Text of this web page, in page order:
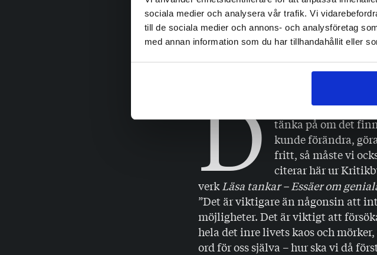
sociala medier och analysera vår trafik. Vi
till de sociala medier och annons- och analysföretag
med annan information som du har tillhandahållit eller
satt också själv på dessa digitala
har varit mycket aktiva, trots att
något annat än ledsna blickar och
hör illa eller lyssnar dåligt kan
kännas som alldeles ny.
D
etta tänker vi och
tänka på om det
kunde förändra,
fritt, så måste vi
citerar här ur
verk Läsa tankar – Essäer om
”Det är viktigare än någonsin att
möjligheter. Det är viktigt att
hela det inre livets kaos och
ord för oss själva – hur ska vi då